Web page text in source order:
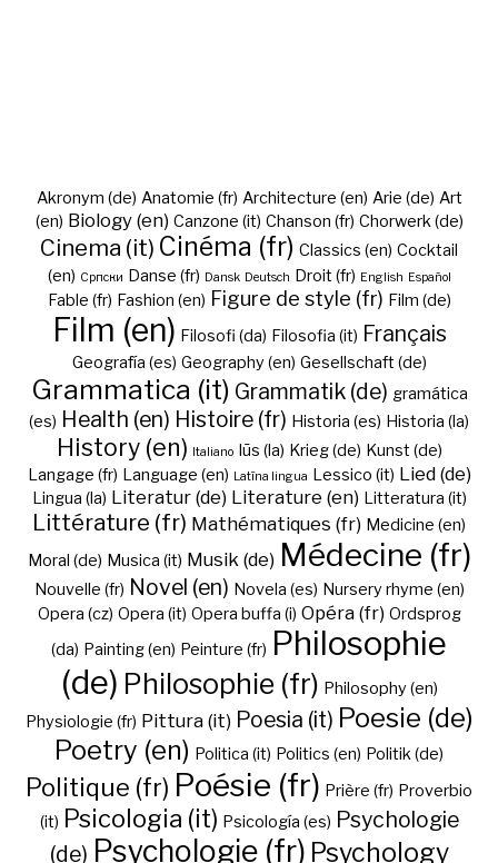
Akronym (de) Anatomie (fr) Architecture (en) Arie (de) Art
(en) Biology (en) Canzone (it) Chanson (fr) Chorwerk (de)
Cinema (it) Cinéma (fr) Classics (en) Cocktail
(en) Cрпски Danse (fr) Dansk Deutsch Droit (fr) English Español
Fable (fr) Fashion (en) Figure de style (fr) Film (de)
Film (en) Filosofi (da) Filosofia (it) Français
Geografía (es) Geography (en) Gesellschaft (de)
Grammatica (it) Grammatik (de) gramática
(es) Health (en) Histoire (fr) Historia (es) Historia (la)
History (en) Italiano Iūs (la) Krieg (de) Kunst (de)
Langage (fr) Language (en) Latīna lingua Lessico (it) Lied (de)
Lingua (la) Literatur (de) Literature (en) Litteratura (it)
Littérature (fr) Mathématiques (fr) Medicine (en)
Moral (de) Musica (it) Musik (de) Médecine (fr)
Nouvelle (fr) Novel (en) Novela (es) Nursery rhyme (en)
Opera (cz) Opera (it) Opera buffa (i) Opéra (fr) Ordsprog
(da) Painting (en) Peinture (fr) Philosophie
(de) Philosophie (fr) Philosophy (en)
Physiologie (fr) Pittura (it) Poesia (it) Poesie (de)
Poetry (en) Politica (it) Politics (en) Politik (de)
Politique (fr) Poésie (fr) Prière (fr) Proverbio
(it) Psicologia (it) Psicología (es) Psychologie
(de) Psychologie (fr) Psychology